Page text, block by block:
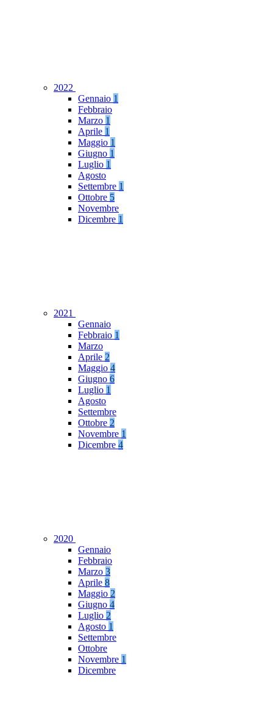
2022
Gennaio 1
Febbraio
Marzo 1
Aprile 1
Maggio 1
Giugno 1
Luglio 1
Agosto
Settembre 1
Ottobre 5
Novembre
Dicembre 1
2021
Gennaio
Febbraio 1
Marzo
Aprile 2
Maggio 4
Giugno 6
Luglio 1
Agosto
Settembre
Ottobre 2
Novembre 1
Dicembre 4
2020
Gennaio
Febbraio
Marzo 3
Aprile 8
Maggio 2
Giugno 4
Luglio 2
Agosto 1
Settembre
Ottobre
Novembre 1
Dicembre